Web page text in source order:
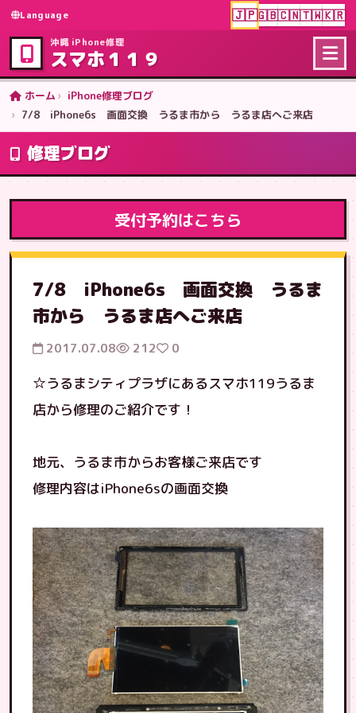
Language 🇯🇵🇬🇧🇨🇳🇹🇼🇰🇷
沖縄 iPhone修理
スマホ１１９
ホーム
iPhone修理ブログ
7/8 iPhone6s 画面交換 うるま市から うるま店へご来店
修理ブログ
受付予約はこちら
7/8 iPhone6s 画面交換 うるま
市から うるま店へご来店
2017.07.08 212 0
☆うるまシティプラザにあるスマホ119うるま
店から修理のご紹介です！
地元、うるま市からお客様ご来店です
修理内容はiPhone6sの画面交換